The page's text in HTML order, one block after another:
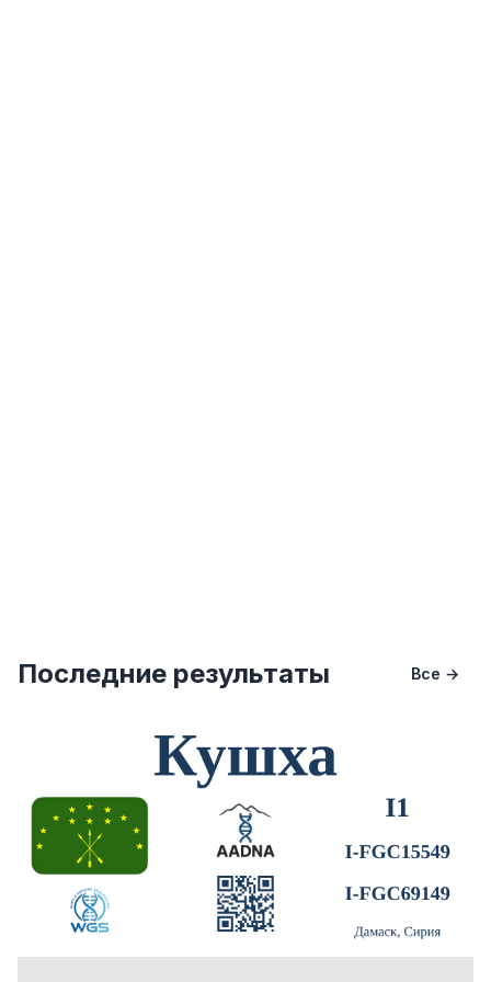
Последние результаты Все →